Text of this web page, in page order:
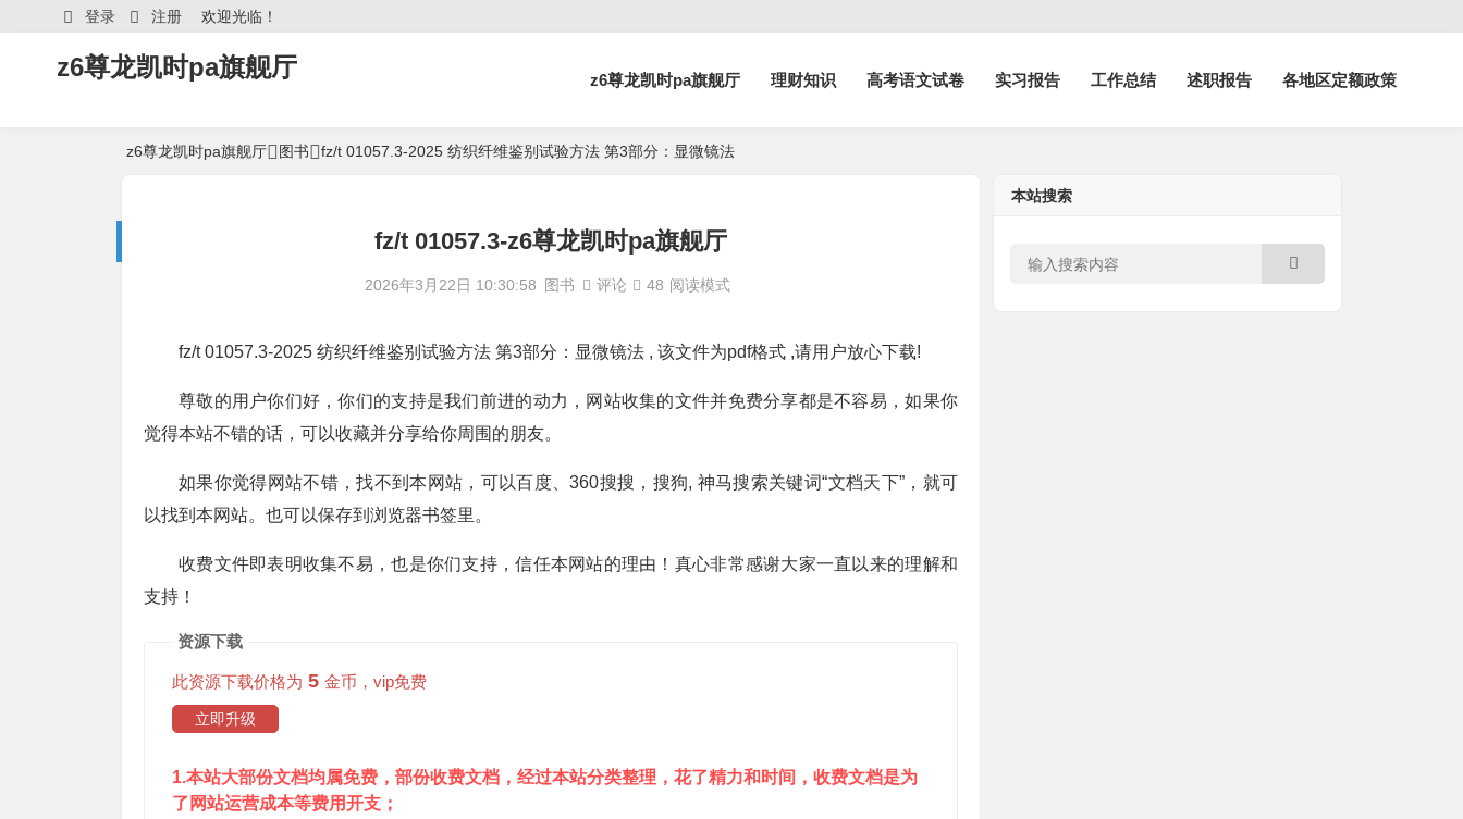
欢迎光临！
登录 注册
z6尊龙凯时pa旗舰厅 z6尊龙凯时pa旗舰厅 理财知识 高考语文试卷 实习报告 工作总结 述职报告 各地区定额政策
z6尊龙凯时pa旗舰厅 图书 fz/t 01057.3-2025 纺织纤维鉴别试验方法 第3部分：显微镜法
fz/t 01057.3-z6尊龙凯时pa旗舰厅
2026年3月22日 10:30:58 图书 评论 48 阅读模式
fz/t 01057.3-2025 纺织纤维鉴别试验方法 第3部分：显微镜法 , 该文件为pdf格式 ,请用户放心下载!
尊敬的用户你们好，你们的支持是我们前进的动力，网站收集的文件并免费分享都是不容易，如果你
觉得本站不错的话，可以收藏并分享给你周围的朋友。
如果你觉得网站不错，找不到本网站，可以百度、360搜搜，搜狗, 神马搜索关键词“文档天下”，就可
以找到本网站。也可以保存到浏览器书签里。
收费文件即表明收集不易，也是你们支持，信任本网站的理由！真心非常感谢大家一直以来的理解和
支持！
资源下载
此资源下载价格为 5 金币，vip免费
立即升级
1.本站大部份文档均属免费，部份收费文档，经过本站分类整理，花了精力和时间，收费文档是为
了网站运营成本等费用开支；
本站搜索